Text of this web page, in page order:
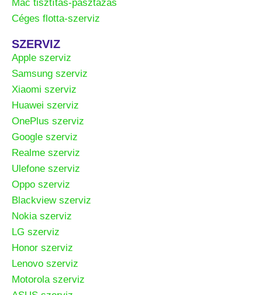
Mac tisztítás-pasztázás
Céges flotta-szerviz
SZERVIZ
Apple szerviz
Samsung szerviz
Xiaomi szerviz
Huawei szerviz
OnePlus szerviz
Google szerviz
Realme szerviz
Ulefone szerviz
Oppo szerviz
Blackview szerviz
Nokia szerviz
LG szerviz
Honor szerviz
Lenovo szerviz
Motorola szerviz